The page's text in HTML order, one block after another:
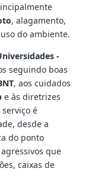
, alagamento,
do ambiente.
-
seguindo boas
, aos cuidados
e às diretrizes
é
desde a
do ponto
que
caixas de